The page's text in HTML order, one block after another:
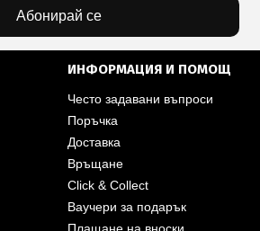
Абонирай се
ИНФОРМАЦИЯ И ПОМОЩ
Често задавани въпроси
Поръчка
Доставка
Връщане
Click & Collect
Ваучери за подарък